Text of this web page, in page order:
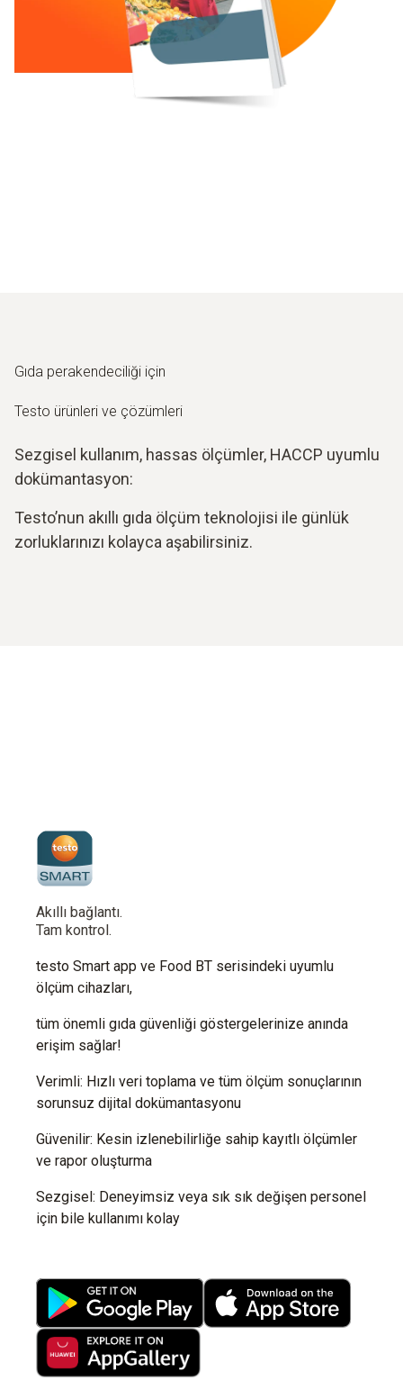
Gıda perakendeciliği için
Testo ürünleri ve çözümleri
Sezgisel kullanım, hassas ölçümler, HACCP uyumlu
dokümantasyon:
Testo’nun akıllı gıda ölçüm teknolojisi ile günlük
zorluklarınızı kolayca aşabilirsiniz.
Akıllı bağlantı.
Tam kontrol.
testo Smart app ve Food BT serisindeki uyumlu
ölçüm cihazları,
tüm önemli gıda güvenliği göstergelerinize anında
erişim sağlar!
Verimli: Hızlı veri toplama ve tüm ölçüm sonuçlarının
sorunsuz dijital dokümantasyonu
Güvenilir: Kesin izlenebilirliğe sahip kayıtlı ölçümler
ve rapor oluşturma
Sezgisel: Deneyimsiz veya sık sık değişen personel
için bile kullanımı kolay